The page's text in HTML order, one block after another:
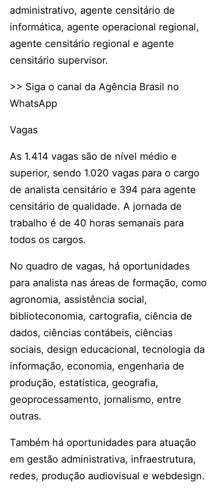
administrativo, agente censitário de
informática, agente operacional regional,
agente censitário regional e agente
censitário supervisor.
>> Siga o canal da Agência Brasil no
WhatsApp
Vagas
As 1.414 vagas são de nível médio e
superior, sendo 1.020 vagas para o cargo
de analista censitário e 394 para agente
censitário de qualidade. A jornada de
trabalho é de 40 horas semanais para
todos os cargos.
No quadro de vagas, há oportunidades
para analista nas áreas de formação, como
agronomia, assistência social,
biblioteconomia, cartografia, ciência de
dados, ciências contábeis, ciências
sociais, design educacional, tecnologia da
informação, economia, engenharia de
produção, estatística, geografia,
geoprocessamento, jornalismo, entre
outras.
Também há oportunidades para atuação
em gestão administrativa, infraestrutura,
redes, produção audiovisual e webdesign.